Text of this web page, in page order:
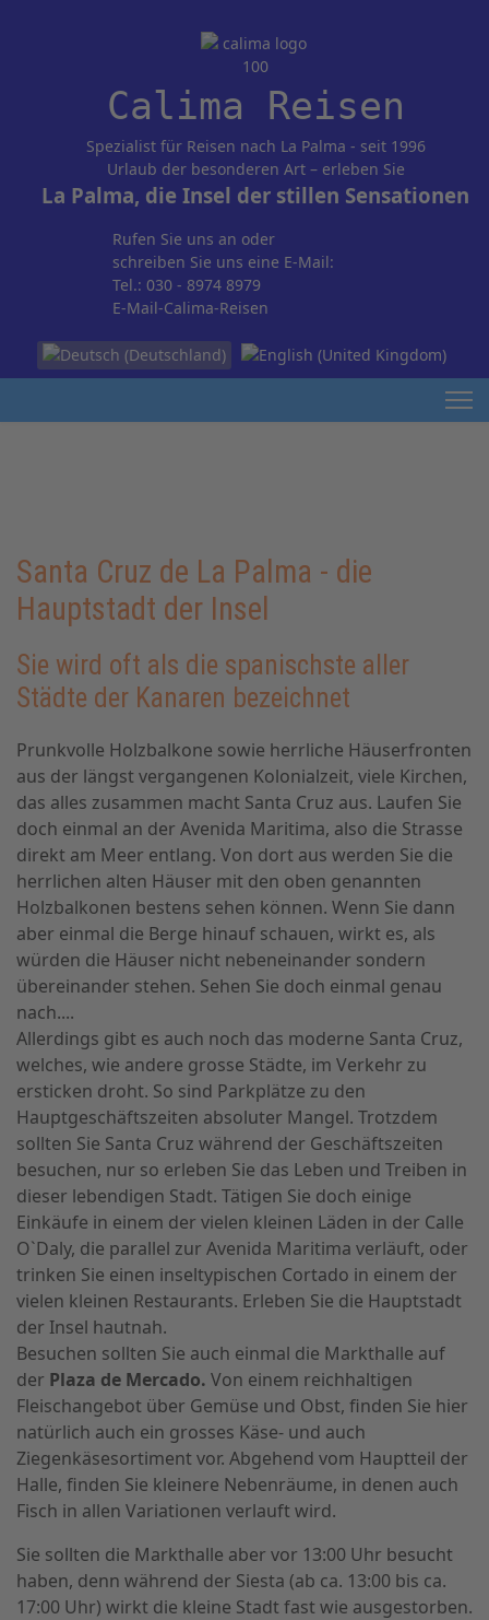
Calima Reisen
Spezialist für Reisen nach La Palma - seit 1996
Urlaub der besonderen Art – erleben Sie
La Palma, die Insel der stillen Sensationen
Rufen Sie uns an oder
schreiben Sie uns eine E-Mail:
Tel.: 030 - 8974 8979
E-Mail-Calima-Reisen
Sprache auswählen
Santa Cruz de La Palma - die
Hauptstadt der Insel
Sie wird oft als die spanischste aller
Städte der Kanaren bezeichnet
Prunkvolle Holzbalkone sowie herrliche Häuserfronten
aus der längst vergangenen Kolonialzeit, viele Kirchen,
das alles zusammen macht Santa Cruz aus. Laufen Sie
doch einmal an der Avenida Maritima, also die Strasse
direkt am Meer entlang. Von dort aus werden Sie die
herrlichen alten Häuser mit den oben genannten
Holzbalkonen bestens sehen können. Wenn Sie dann
aber einmal die Berge hinauf schauen, wirkt es, als
würden die Häuser nicht nebeneinander sondern
übereinander stehen. Sehen Sie doch einmal genau
nach....
Allerdings gibt es auch noch das moderne Santa Cruz,
welches, wie andere grosse Städte, im Verkehr zu
ersticken droht. So sind Parkplätze zu den
Hauptgeschäftszeiten absoluter Mangel. Trotzdem
sollten Sie Santa Cruz während der Geschäftszeiten
besuchen, nur so erleben Sie das Leben und Treiben in
dieser lebendigen Stadt. Tätigen Sie doch einige
Einkäufe in einem der vielen kleinen Läden in der Calle
O`Daly, die parallel zur Avenida Maritima verläuft, oder
trinken Sie einen inseltypischen Cortado in einem der
vielen kleinen Restaurants. Erleben Sie die Hauptstadt
der Insel hautnah.
Besuchen sollten Sie auch einmal die Markthalle auf
der Plaza de Mercado. Von einem reichhaltigen
Fleischangebot über Gemüse und Obst, finden Sie hier
natürlich auch ein grosses Käse- und auch
Ziegenkäsesortiment vor. Abgehend vom Hauptteil der
Halle, finden Sie kleinere Nebenräume, in denen auch
Fisch in allen Variationen verlauft wird.
Sie sollten die Markthalle aber vor 13:00 Uhr besucht
haben, denn während der Siesta (ab ca. 13:00 bis ca.
17:00 Uhr) wirkt die kleine Stadt fast wie ausgestorben.